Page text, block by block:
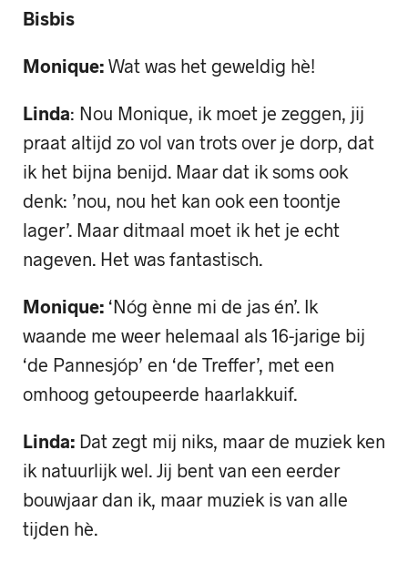
Bisbis
Monique: Wat was het geweldig hè!
Linda: Nou Monique, ik moet je zeggen, jij
praat altijd zo vol van trots over je dorp, dat
ik het bijna benijd. Maar dat ik soms ook
denk: ’nou, nou het kan ook een toontje
lager’. Maar ditmaal moet ik het je echt
nageven. Het was fantastisch.
Monique: ‘Nóg ènne mi de jas én’. Ik
waande me weer helemaal als 16-jarige bij
‘de Pannesjóp’ en ‘de Treffer’, met een
omhoog getoupeerde haarlakkuif.
Linda: Dat zegt mij niks, maar de muziek ken
ik natuurlijk wel. Jij bent van een eerder
bouwjaar dan ik, maar muziek is van alle
tijden hè.